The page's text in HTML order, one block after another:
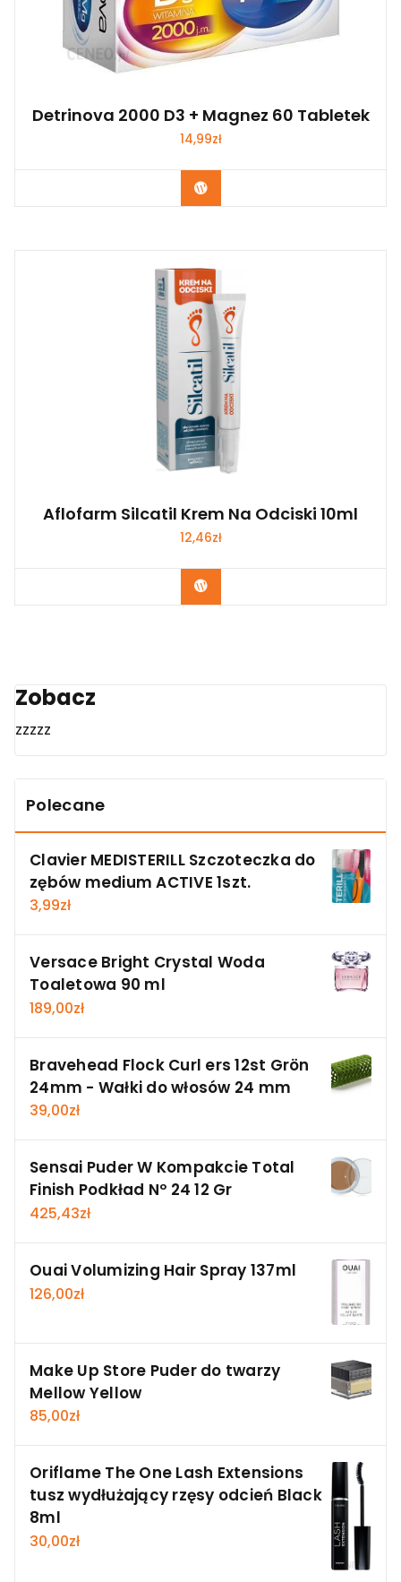
Detrinova 2000 D3 + Magnez 60 Tabletek
14,99zł
Zobacz
Aflofarm Silcatil Krem Na Odciski 10ml
12,46zł
Zobacz
Zobacz
zzzzz
Polecane
Clavier MEDISTERILL Szczoteczka do
zębów medium ACTIVE 1szt.
3,99zł
Versace Bright Crystal Woda
Toaletowa 90 ml
189,00zł
Bravehead Flock Curl ers 12st Grön
24mm - Wałki do włosów 24 mm
39,00zł
Sensai Puder W Kompakcie Total
Finish Podkład Nº 24 12 Gr
425,43zł
Ouai Volumizing Hair Spray 137ml
126,00zł
Make Up Store Puder do twarzy
Mellow Yellow
85,00zł
Oriflame The One Lash Extensions
tusz wydłużający rzęsy odcień Black
8ml
30,00zł